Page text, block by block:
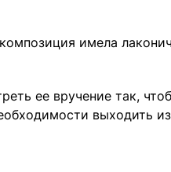
имела
ее вручение так,
выходить